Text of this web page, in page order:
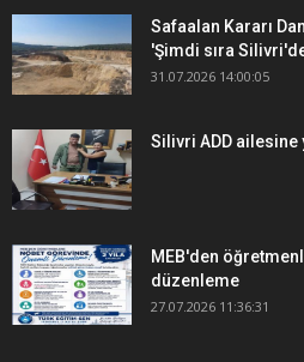
Safaalan Kararı
'Şimdi sıra
31.07.2026 14:00:05
Silivri ADD ailesine
MEB'den
düzenleme
27.07.2026 11:36:31